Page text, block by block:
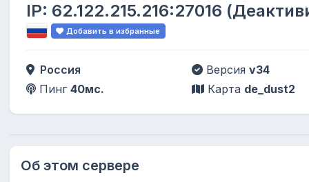
IP: 62.122.215.216:27016
Добавить в избранные
Россия
Пинг 40мс.
Версия v34
Карта de_dust2
Об этом сервере